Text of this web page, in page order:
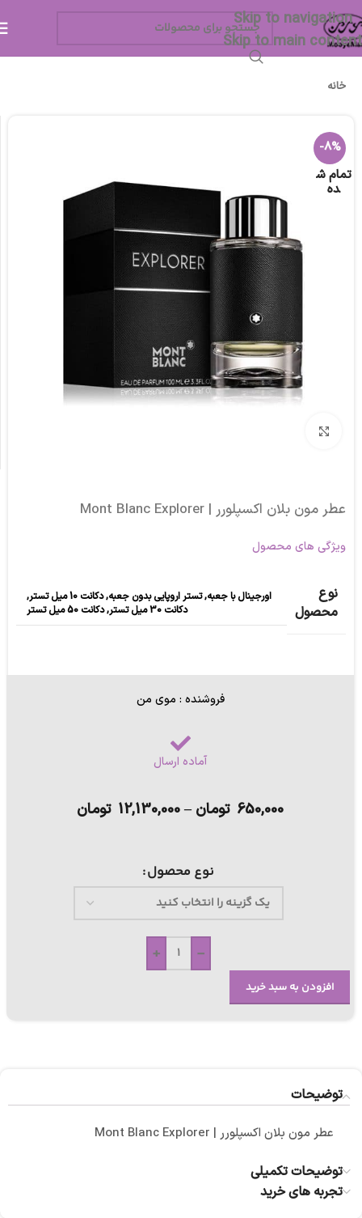
Skip to navigation
Skip to main content
خانه
-8%
تمام ش
ده
عطر مون بلان اکسپلورر | Mont Blanc Explorer
ویژگی های محصول
نوع
محصول
اورجینال با جعبه,تستر اروپایی بدون جعبه,دکانت 10 میل تستر
,
دکانت 30 میل تستر
,دکانت 50 میل تستر
فروشنده : موی من
آماده ارسال
650,000 تومان –
12,130,000 تومان
نوع محصول
-
+
افزودن به سبد خرید
توضیحات
عطر مون بلان اکسپلورر | Mont Blanc Explorer
توضیحات تکمیلی
تجربه های خرید